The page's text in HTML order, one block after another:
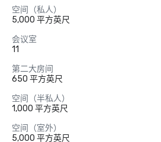
空间（私人）
5,000 平方英尺
会议室
11
第二大房间
650 平方英尺
空间（半私人）
1,000 平方英尺
空间（室外）
5,000 平方英尺